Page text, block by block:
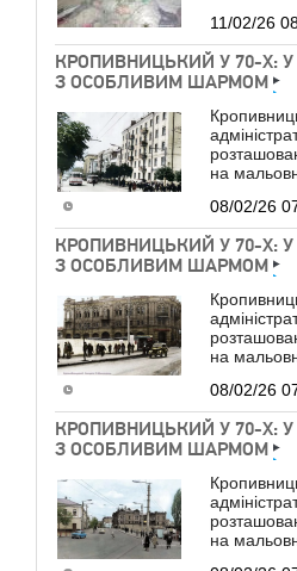
11/02/26
КРОПИВНИЦЬКИЙ У 70-Х:
З ОСОБЛИВИМ ШАРМОМ
на
08/02/26
КРОПИВНИЦЬКИЙ У 70-Х:
З ОСОБЛИВИМ ШАРМОМ
на
08/02/26
КРОПИВНИЦЬКИЙ У 70-Х:
З ОСОБЛИВИМ ШАРМОМ
на